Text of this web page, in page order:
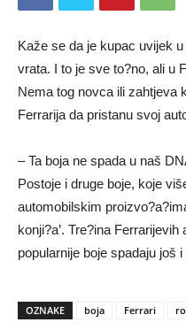
Kaže se da je kupac uvijek
vrata. I to je sve to?no, ali u
Nema tog novca ili zahtjeva
Ferrarija da pristanu svoj
– Ta boja ne spada u naš
Postoje i druge boje, koje
automobilskim
konji?a’. Tre?ina
popularnije boje spadaju još
OZNAKE boja Ferrari